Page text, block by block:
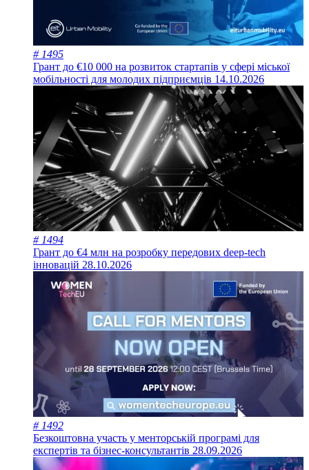
# 1495
Грант до €10 000 на розвиток стартапів у сфері міської
мобільності для молодих підприємців 14.10.2026
# 1494
Грант до €4 млн на розробку передових deep-tech
інновацій 28.10.2026
# 1492
Безкоштовна участь у менторській програмі для
експертів та бізнес-консультантів 28.09.2026